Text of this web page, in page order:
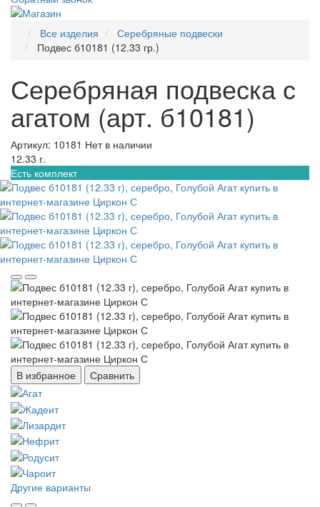
Все изделия
Серебряные подвески
Подвес б10181 (12.33 гр.)
Серебряная подвеска с
агатом (арт. б10181)
Артикул: 10181 Нет в наличии
12.33 г.
Есть комплект
В избранное Сравнить
Другие варианты